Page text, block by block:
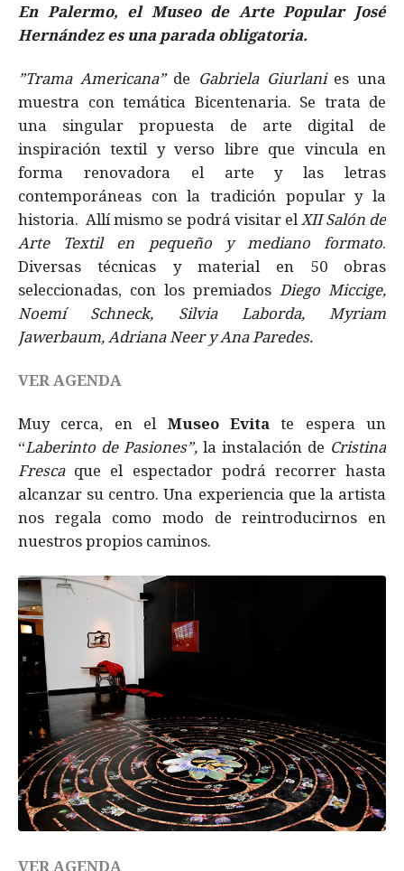
En Palermo, el Museo de Arte Popular José
Hernández es una parada obligatoria.
”Trama Americana”de Gabriela Giurlanies una
muestra con temática Bicentenaria. Se trata de
una singular propuesta de arte digital de
inspiración textil y verso libre que vincula en
forma renovadora el arte y las letras
contemporáneas con la tradición popular y la
historia. Allí mismo se podrá visitar elXII Salón de
Arte Textil en pequeño y mediano formato.
Diversas técnicas y material en 50 obras
seleccionadas, con los premiados Diego Miccige,
Noemí Schneck, Silvia Laborda, Myriam
Jawerbaum, Adriana Neer y Ana Paredes.
VER AGENDA
Muy cerca, en el Museo Evita te espera un
“Laberinto de Pasiones”, la instalación de Cristina
Frescaque el espectador podrá recorrer hasta
alcanzar su centro. Una experiencia que la artista
nos regala como modo de reintroducirnos en
nuestros propios caminos.
VER AGENDA